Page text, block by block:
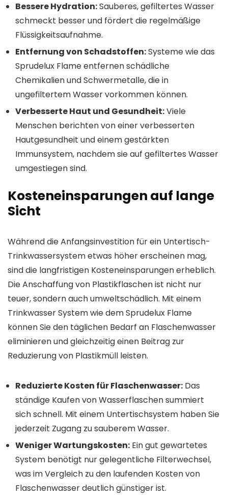
Bessere Hydration:Sauberes, gefiltertes Wasser
schmeckt besser und fördert die regelmäßige
Flüssigkeitsaufnahme.
Entfernung von Schadstoffen:Systeme wie das
Sprudelux Flame entfernen schädliche
Chemikalien und Schwermetalle, die in
ungefiltertem Wasser vorkommen können.
Verbesserte Haut und Gesundheit:Viele
Menschen berichten von einer verbesserten
Hautgesundheit und einem gestärkten
Immunsystem, nachdem sie auf gefiltertes Wasser
umgestiegen sind.
Kosteneinsparungen auf lange
Sicht
Während die Anfangsinvestition für ein Untertisch-
Trinkwassersystem etwas höher erscheinen mag,
sind die langfristigen Kosteneinsparungen erheblich.
Die Anschaffung von Plastikflaschen ist nicht nur
teuer, sondern auch umweltschädlich. Mit einem
Trinkwasser System wie dem Sprudelux Flame
können Sie den täglichen Bedarf an Flaschenwasser
eliminieren und gleichzeitig einen Beitrag zur
Reduzierung von Plastikmüll leisten.
Reduzierte Kosten für Flaschenwasser: Das
ständige Kaufen von Wasserflaschen summiert
sich schnell. Mit einem Untertischsystem haben Sie
jederzeit Zugang zu sauberem Wasser.
Weniger Wartungskosten: Ein gut gewartetes
System benötigt nur gelegentliche Filterwechsel,
was im Vergleich zu den laufenden Kosten von
Flaschenwasser deutlich günstiger ist.